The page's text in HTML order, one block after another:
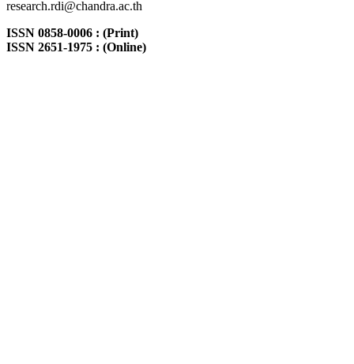
research.rdi@chandra.ac.th
ISSN 0858-0006 : (Print)
ISSN 2651-1975 : (Online)